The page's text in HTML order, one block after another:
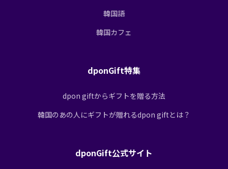
韓国語
韓国カフェ
dponGift特集
dpon giftからギフトを贈る方法
韓国のあの人にギフトが贈れるdpon giftとは？
dponGift公式サイト